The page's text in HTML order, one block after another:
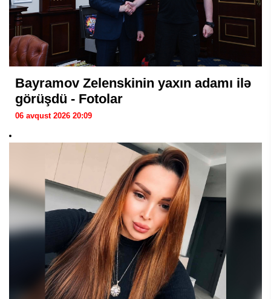
Bayramov Zelenskinin yaxın adamı ilə
görüşdü - Fotolar
06 avqust 2026 20:09